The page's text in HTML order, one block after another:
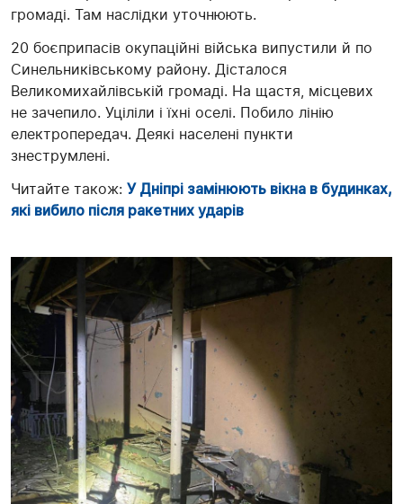
громаді. Там наслідки уточнюють.
20 боєприпасів окупаційні війська випустили й по
Синельниківському району. Дісталося
Великомихайлівській громаді. На щастя, місцевих
не зачепило. Уціліли і їхні оселі. Побило лінію
електропередач. Деякі населені пункти
знеструмлені.
Читайте також: У Дніпрі замінюють вікна в будинках,
які вибило після ракетних ударів